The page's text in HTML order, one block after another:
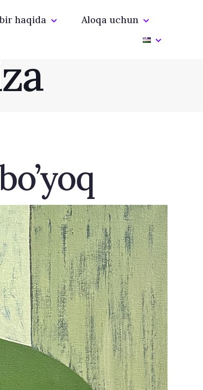
haqida Aloqa uchun